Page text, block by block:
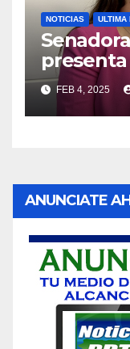
NOTICIAS ULTIMA
violencia
FEB 4, 2025
ANUNCIATE